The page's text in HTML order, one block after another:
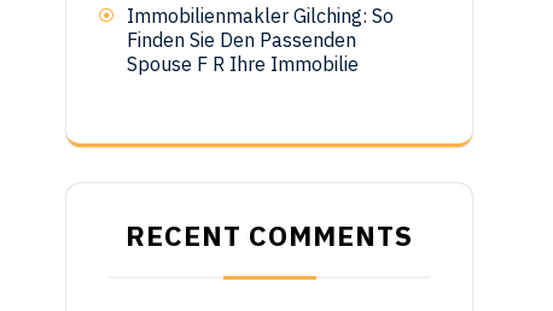
Immobilienmakler Gilching: So
Finden Sie Den Passenden
Spouse F R Ihre Immobilie
RECENT COMMENTS